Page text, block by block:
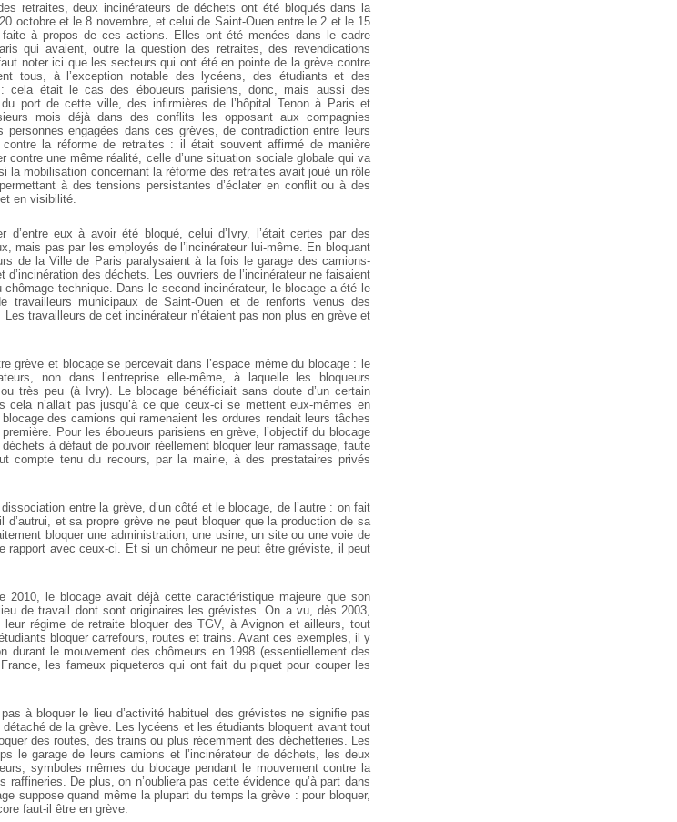
retraites, deux incinérateurs de déchets ont été bloqués dans la
octobre et le 8 novembre, et celui de Saint-Ouen entre le 2 et le 15
faite à propos de ces actions. Elles ont été menées dans le cadre
qui avaient, outre la question des retraites, des revendications
noter ici que les secteurs qui ont été en pointe de la grève contre
tous, à l’exception notable des lycéens, des étudiants et des
cela était le cas des éboueurs parisiens, donc, mais aussi des
port de cette ville, des infirmières de l’hôpital Tenon à Paris et
mois déjà dans des conflits les opposant aux compagnies
personnes engagées dans ces grèves, de contradiction entre leurs
la réforme de retraites : il était souvent affirmé de manière
contre une même réalité, celle d’une situation sociale globale qui va
la mobilisation concernant la réforme des retraites avait joué un rôle
à des tensions persistantes d’éclater en conflit ou à des
en visibilité.
d’entre eux à avoir été bloqué, celui d’Ivry, l’était certes par des
mais pas par les employés de l’incinérateur lui-même. En bloquant
de la Ville de Paris paralysaient à la fois le garage des camions-
d’incinération des déchets. Les ouvriers de l’incinérateur ne faisaient
technique. Dans le second incinérateur, le blocage a été le
travailleurs municipaux de Saint-Ouen et de renforts venus des
travailleurs de cet incinérateur n’étaient pas non plus en grève et
grève et blocage se percevait dans l’espace même du blocage : le
non dans l’entreprise elle-même, à laquelle les bloqueurs
très peu (à Ivry). Le blocage bénéficiait sans doute d’un certain
cela n’allait pas jusqu’à ce que ceux-ci se mettent eux-mêmes en
des camions qui ramenaient les ordures rendait leurs tâches
Pour les éboueurs parisiens en grève, l’objectif du blocage
à défaut de pouvoir réellement bloquer leur ramassage, faute
compte tenu du recours, par la mairie, à des prestataires privés
entre la grève, d’un côté et le blocage, de l’autre : on fait
et sa propre grève ne peut bloquer que la production de sa
bloquer une administration, une usine, un site ou une voie de
rapport avec ceux-ci. Et si un chômeur ne peut être gréviste, il peut
2010, le blocage avait déjà cette caractéristique majeure que son
de travail dont sont originaires les grévistes. On a vu, dès 2003,
régime de retraite bloquer des TGV, à Avignon et ailleurs, tout
bloquer carrefours, routes et trains. Avant ces exemples, il y
durant le mouvement des chômeurs en 1998 (essentiellement des
les fameux piqueteros qui ont fait du piquet pour couper les
à bloquer le lieu d’activité habituel des grévistes ne signifie pas
de la grève. Les lycéens et les étudiants bloquent avant tout
des routes, des trains ou plus récemment des déchetteries. Les
le garage de leurs camions et l’incinérateur de déchets, les deux
symboles mêmes du blocage pendant le mouvement contre la
raffineries. De plus, on n’oubliera pas cette évidence qu’à part dans
suppose quand même la plupart du temps la grève : pour bloquer,
faut-il être en grève.